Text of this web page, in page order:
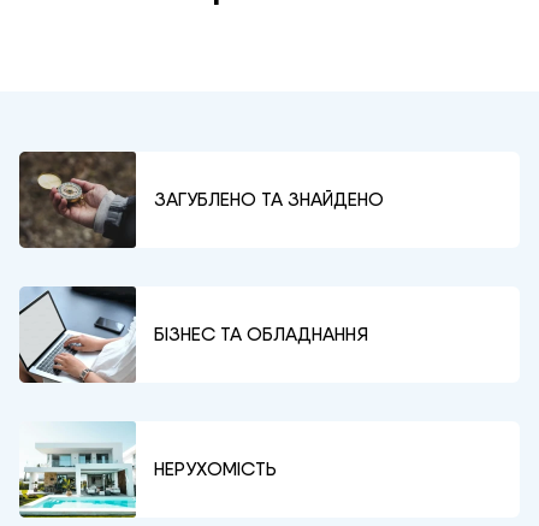
ЗАГУБЛЕНО ТА ЗНАЙДЕНО
БІЗНЕС ТА ОБЛАДНАННЯ
НЕРУХОМІСТЬ